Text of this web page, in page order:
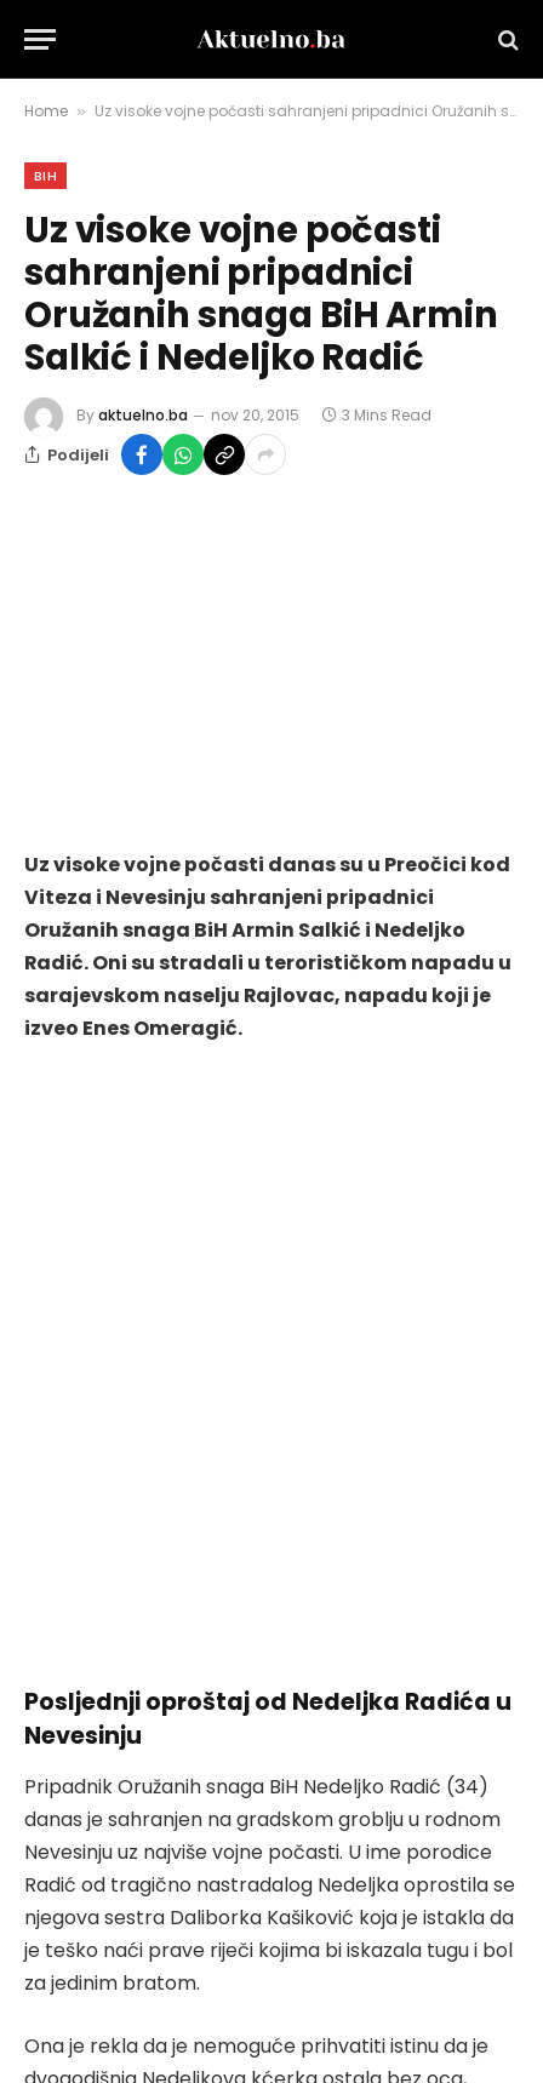
Home » Uz visoke vojne počasti sahranjeni pripadnici Oružanih snaga BiH Armin Salkić i Nedeljko Radić
BIH
Uz visoke vojne počasti
sahranjeni pripadnici
Oružanih snaga BiH Armin
Salkić i Nedeljko Radić
Byaktuelno.ba nov 20, 2015 3 Mins Read
Podijeli
Uz visoke vojne počasti danas su u Preočici kod
Viteza i Nevesinju sahranjeni pripadnici
Oružanih snaga BiH Armin Salkić i Nedeljko
Radić. Oni su stradali u terorističkom napadu u
sarajevskom naselju Rajlovac, napadu koji je
izveo Enes Omeragić.
Posljednji oproštaj od Nedeljka Radića u
Nevesinju
Pripadnik Oružanih snaga BiH Nedeljko Radić (34)
danas je sahranjen na gradskom groblju u rodnom
Nevesinju uz najviše vojne počasti. U ime porodice
Radić od tragično nastradalog Nedeljka oprostila se
njegova sestra Daliborka Kašiković koja je istakla da
je teško naći prave riječi kojima bi iskazala tugu i bol
za jedinim bratom.
Ona je rekla da je nemoguće prihvatiti istinu da je